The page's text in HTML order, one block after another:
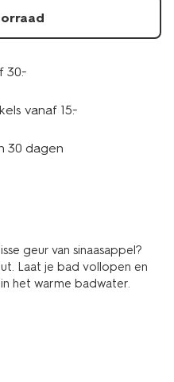
30.-
vanaf 15.-
30 dagen
geur van sinaasappel?
Laat je bad vollopen en
het warme badwater.